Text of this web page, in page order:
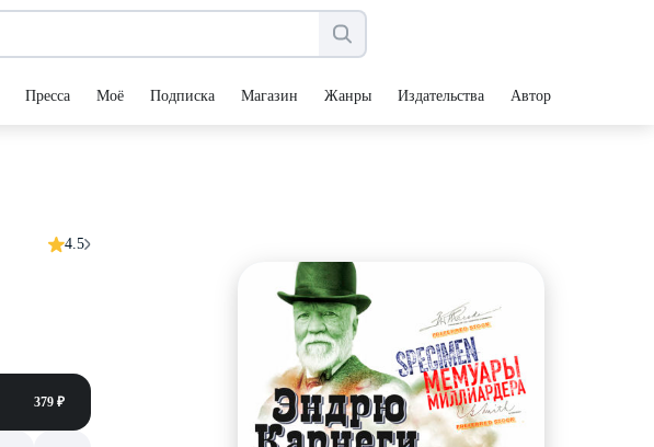
Пресса Моё Подписка Магазин Жанры Издательства Авторы
4.5
379 ₽